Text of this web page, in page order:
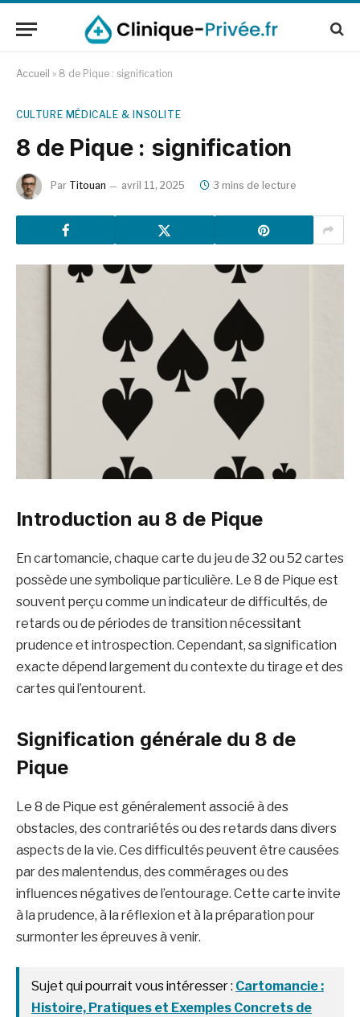
Accueil » 8 de Pique : signification
CULTURE MÉDICALE & INSOLITE
8 de Pique : signification
Par Titouan avril 11, 2025 3 mins de lecture
Introduction au 8 de Pique
En cartomancie, chaque carte du jeu de 32 ou 52 cartes
possède une symbolique particulière. Le 8 de Pique est
souvent perçu comme un indicateur de difficultés, de
retards ou de périodes de transition nécessitant
prudence et introspection. Cependant, sa signification
exacte dépend largement du contexte du tirage et des
cartes qui l’entourent.​
Signification générale du 8 de
Pique
Le 8 de Pique est généralement associé à des
obstacles, des contrariétés ou des retards dans divers
aspects de la vie. Ces difficultés peuvent être causées
par des malentendus, des commérages ou des
influences négatives de l’entourage. Cette carte invite
à la prudence, à la réflexion et à la préparation pour
surmonter les épreuves à venir.
Sujet qui pourrait vous intéresser : Cartomancie :
Histoire, Pratiques et Exemples Concrets de